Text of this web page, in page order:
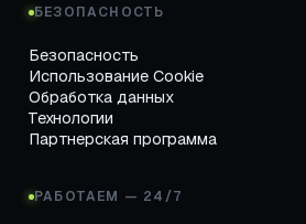
БЕЗОПАСНОСТЬ
Безопасность
Использование Cookie
Обработка данных
Технологии
Партнерская программа
РАБОТАЕМ — 24/7